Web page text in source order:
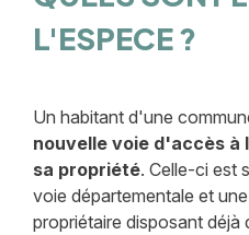
L'ESPECE ?
Un habitant d'une
nouvelle voie d'accès à
sa propriété. Celle-ci est
voie départementale et
propriétaire disposant